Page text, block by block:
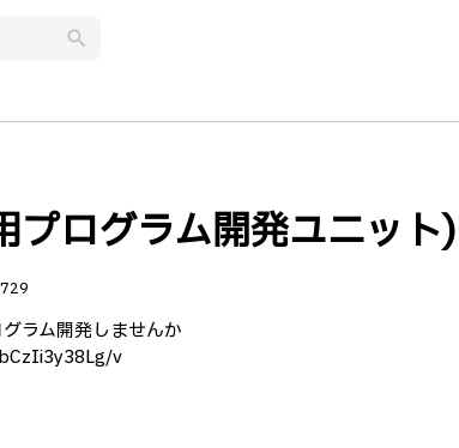
search
ログラム開発ユニット)
729
ラム開発しませんか
v